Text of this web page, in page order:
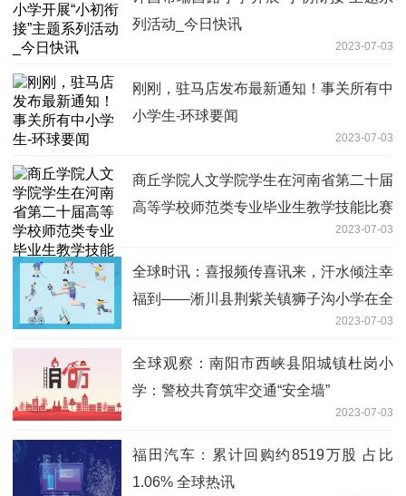
列活动_今日快讯
2023-07-03
刚刚，驻马店发布最新通知！事关所有中
小学生-环球要闻
2023-07-03
商丘学院人文学院学生在河南省第二十届
高等学校师范类专业毕业生教学技能比赛
2023-07-03
全球时讯：喜报频传喜讯来，汗水倾注幸
福到——淅川县荆紫关镇狮子沟小学在全
2023-07-03
全球观察：南阳市西峡县阳城镇杜岗小
学：警校共育筑牢交通“安全墙”
2023-07-03
福田汽车：累计回购约8519万股 占比
1.06% 全球热讯